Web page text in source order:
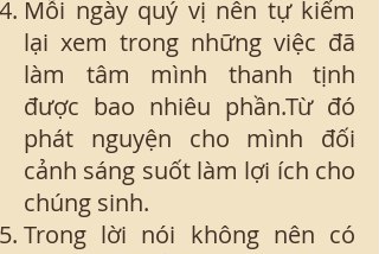
Mỗi ngày quý vị nên tự kiếm
lại xem trong những việc đã
làm tâm mình thanh tịnh
được bao nhiêu phần.Từ đó
phát nguyện cho mình đối
cảnh sáng suốt làm lợi ích cho
chúng sinh.
Trong lời nói không nên có